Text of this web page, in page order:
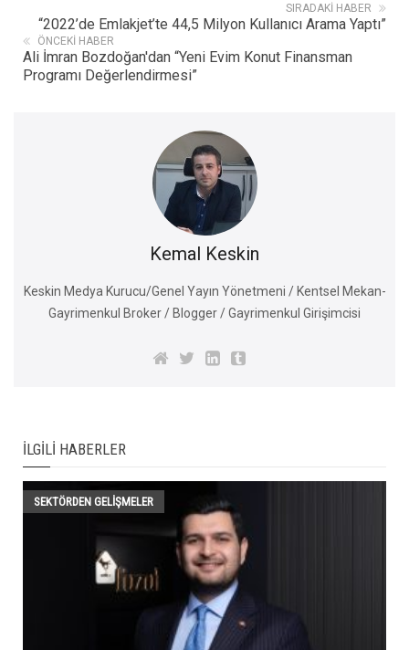
SIRADAKI HABER
“2022’de Emlakjet’te 44,5 Milyon Kullanıcı Arama Yaptı”
ÖNCEKI HABER
Ali İmran Bozdoğan'dan “Yeni Evim Konut Finansman
Programı Değerlendirmesi”
Kemal Keskin
Keskin Medya Kurucu/Genel Yayın Yönetmeni / Kentsel Mekan-
Gayrimenkul Broker / Blogger / Gayrimenkul Girişimcisi
İLGILI HABERLER
SEKTÖRDEN GELIŞMELER